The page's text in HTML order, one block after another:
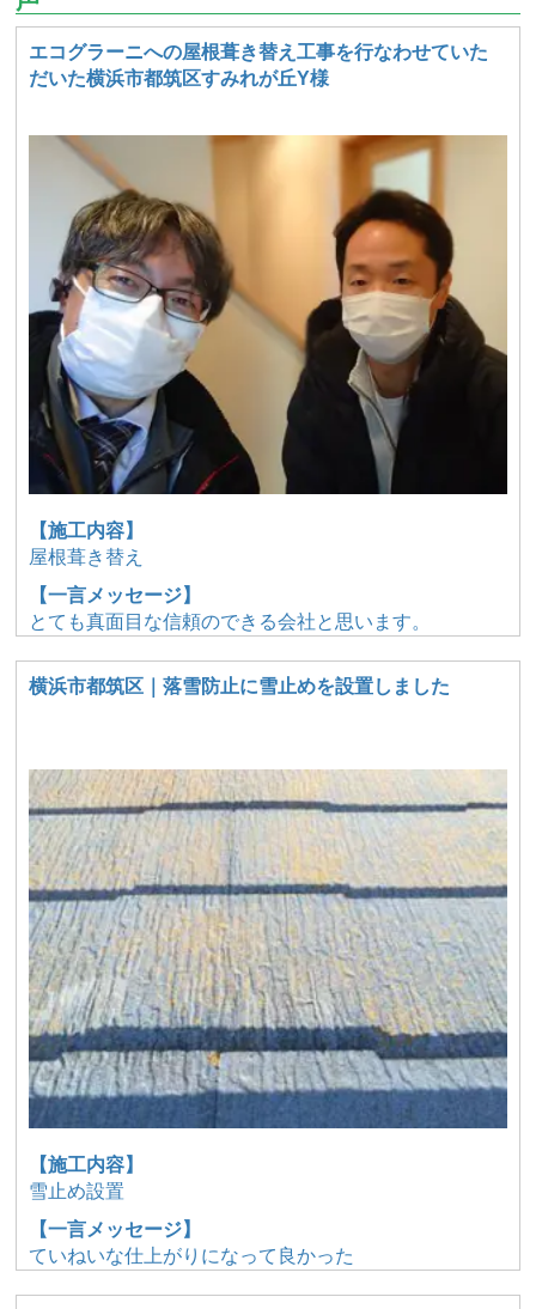
エコグラーニへの屋根葺き替え工事を行なわせていた
だいた横浜市都筑区すみれが丘Y様
【施工内容】
屋根葺き替え
【一言メッセージ】
とても真面目な信頼のできる会社と思います。
横浜市都筑区｜落雪防止に雪止めを設置しました
【施工内容】
雪止め設置
【一言メッセージ】
ていねいな仕上がりになって良かった